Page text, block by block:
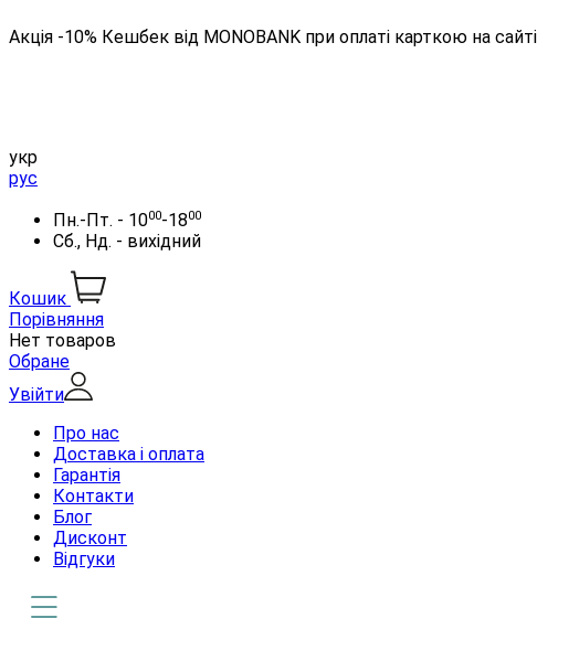
Акція -10% Кешбек від MONOBANK при оплаті карткою на сайті
укр
рус
Пн.-Пт. - 1000-1800
Сб., Нд. - вихідний
Кошик
Порівняння
Нет товаров
Обране
Увійти
Про нас
Доставка і оплата
Гарантія
Контакти
Блог
Дисконт
Відгуки